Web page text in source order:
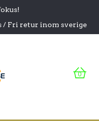
/ Fri retur inom sverige
0